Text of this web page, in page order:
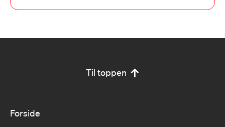
Til toppen
Forside